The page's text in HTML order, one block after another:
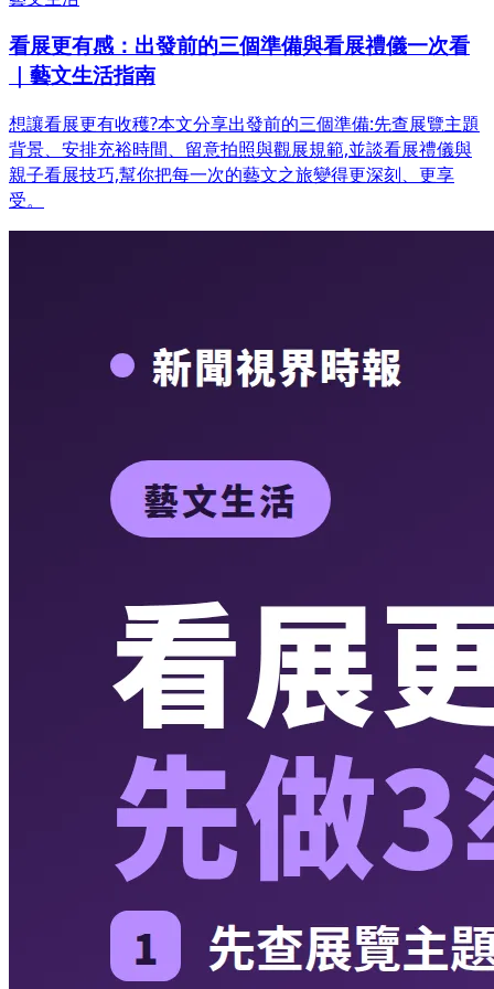
看展更有感：出發前的三個準備與看展禮儀一次看
｜藝文生活指南
想讓看展更有收穫?本文分享出發前的三個準備:先查展覽主題
背景、安排充裕時間、留意拍照與觀展規範,並談看展禮儀與
親子看展技巧,幫你把每一次的藝文之旅變得更深刻、更享
受。